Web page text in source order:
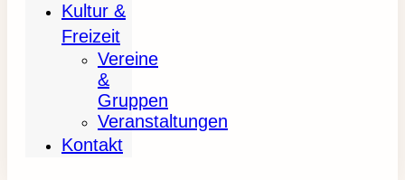
Kultur &
Freizeit
Vereine
&
Gruppen
Veranstaltungen
Kontakt